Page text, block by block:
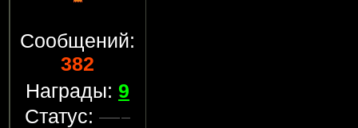
Сообщений:
382
Награды: 9
Статус: